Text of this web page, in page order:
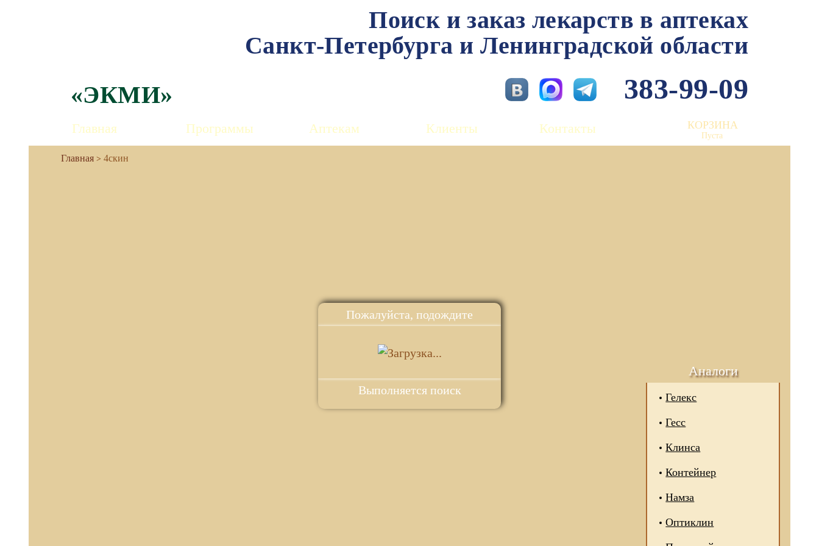
Пожалуйста, подождите
Выполняется поиск
Поиск и заказ лекарств в аптеках
Санкт-Петербурга и Ленинградской области
383-99-09
«ЭКМИ»
Главная Программы Аптекам Клиенты Контакты КОРЗИНА
Пуста
4скин
Аналоги
Гелекс
Гесс
Клинса
Контейнер
Намза
Оптиклин